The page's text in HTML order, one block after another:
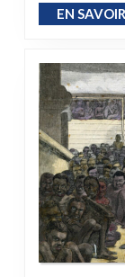
EN